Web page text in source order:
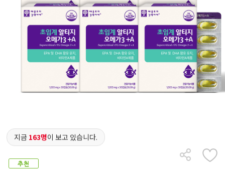
지금 163명이 보고 있습니다.